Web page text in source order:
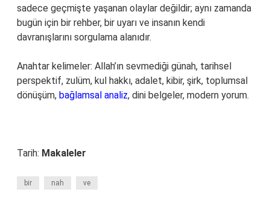
sadece geçmişte yaşanan olaylar değildir; aynı zamanda
bugün için bir rehber, bir uyarı ve insanın kendi
davranışlarını sorgulama alanıdır.
Anahtar kelimeler: Allah’ın sevmediği günah, tarihsel
perspektif, zulüm, kul hakkı, adalet, kibir, şirk, toplumsal
dönüşüm, bağlamsal analiz, dini belgeler, modern yorum.
Tarih: Makaleler
bir nah ve